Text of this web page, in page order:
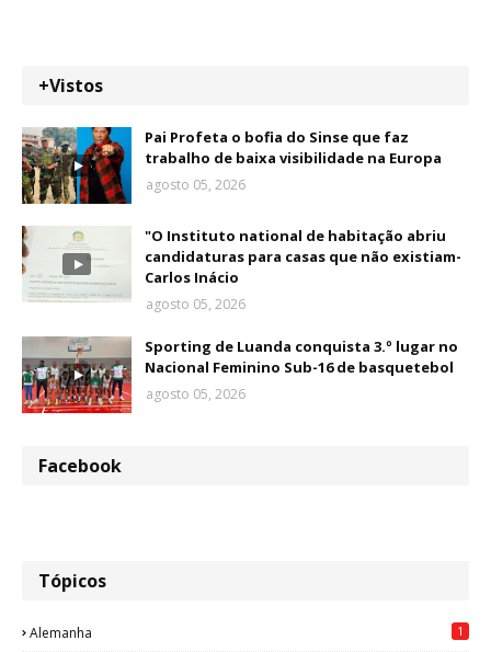
+Vistos
Pai Profeta o bofia do Sinse que faz
trabalho de baixa visibilidade na Europa
agosto 05, 2026
"O Instituto national de habitação abriu
candidaturas para casas que não existiam-
Carlos Inácio
agosto 05, 2026
Sporting de Luanda conquista 3.º lugar no
Nacional Feminino Sub-16 de basquetebol
agosto 05, 2026
Facebook
Tópicos
Alemanha 1